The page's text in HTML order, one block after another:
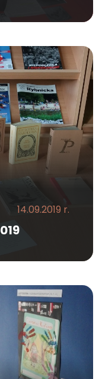
14.09.2019 r.